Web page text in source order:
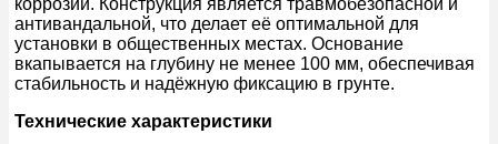
антивандальной, что делает её оптимальной для
установки в общественных местах. Основание
вкапывается на глубину не менее 100 мм, обеспечивая
стабильность и надёжную фиксацию в грунте.
Технические характеристики